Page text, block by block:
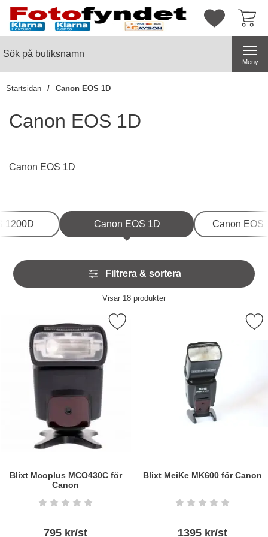
Startsidan för butiksnamn
Mina
Meny
Startsidan Canon EOS 1D
Canon EOS 1D
Canon EOS 1D
Underkategorier
1200D Canon EOS 1D Canon EOS
Hoppa
över
filtersektionen
Filtrera & sortera
Filtrera & sortera
Visar 18 produkter
Blixt Mcoplus MCO430C för
Canon
Art. nr6220 Betyg: 0 stjärnor av 5
795 kr/st
blixt Mcoplus MCO430C för Canon som favorit
Blixt MeiKe MK600 för Canon
Art. nr6122 Betyg: 0 stjärnor
1395 kr/st
Markera blixt MeiKe